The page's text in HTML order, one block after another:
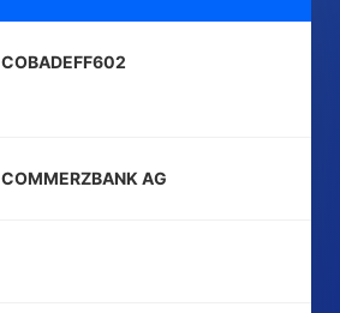
COBADEFF602
COMMERZBANK AG